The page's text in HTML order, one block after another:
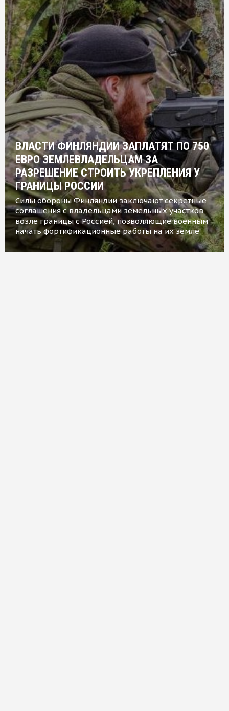
ВЛАСТИ ФИНЛЯНДИИ ЗАПЛАТЯТ ПО 750
ЕВРО ЗЕМЛЕВЛАДЕЛЬЦАМ ЗА
РАЗРЕШЕНИЕ СТРОИТЬ УКРЕПЛЕНИЯ У
ГРАНИЦЫ РОССИИ
Силы обороны Финляндии заключают секретные
соглашения с владельцами земельных участков
возле границы с Россией, позволяющие военным
начать фортификационные работы на их земле